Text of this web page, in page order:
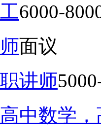
6000-
面议
讲师
中数学